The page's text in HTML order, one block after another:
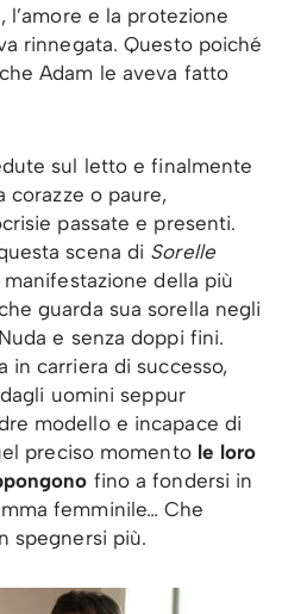
l’amore e la protezione
rinnegata. Questo poiché
Adam le aveva fatto
sul letto e finalmente
corazze o paure,
passate e presenti.
scena di Sorelle
manifestazione della più
guarda sua sorella negli
e senza doppi fini.
in carriera di successo,
uomini seppur
modello e incapace di
preciso momento le loro
fino a fondersi in
femminile… Che
spegnersi più.